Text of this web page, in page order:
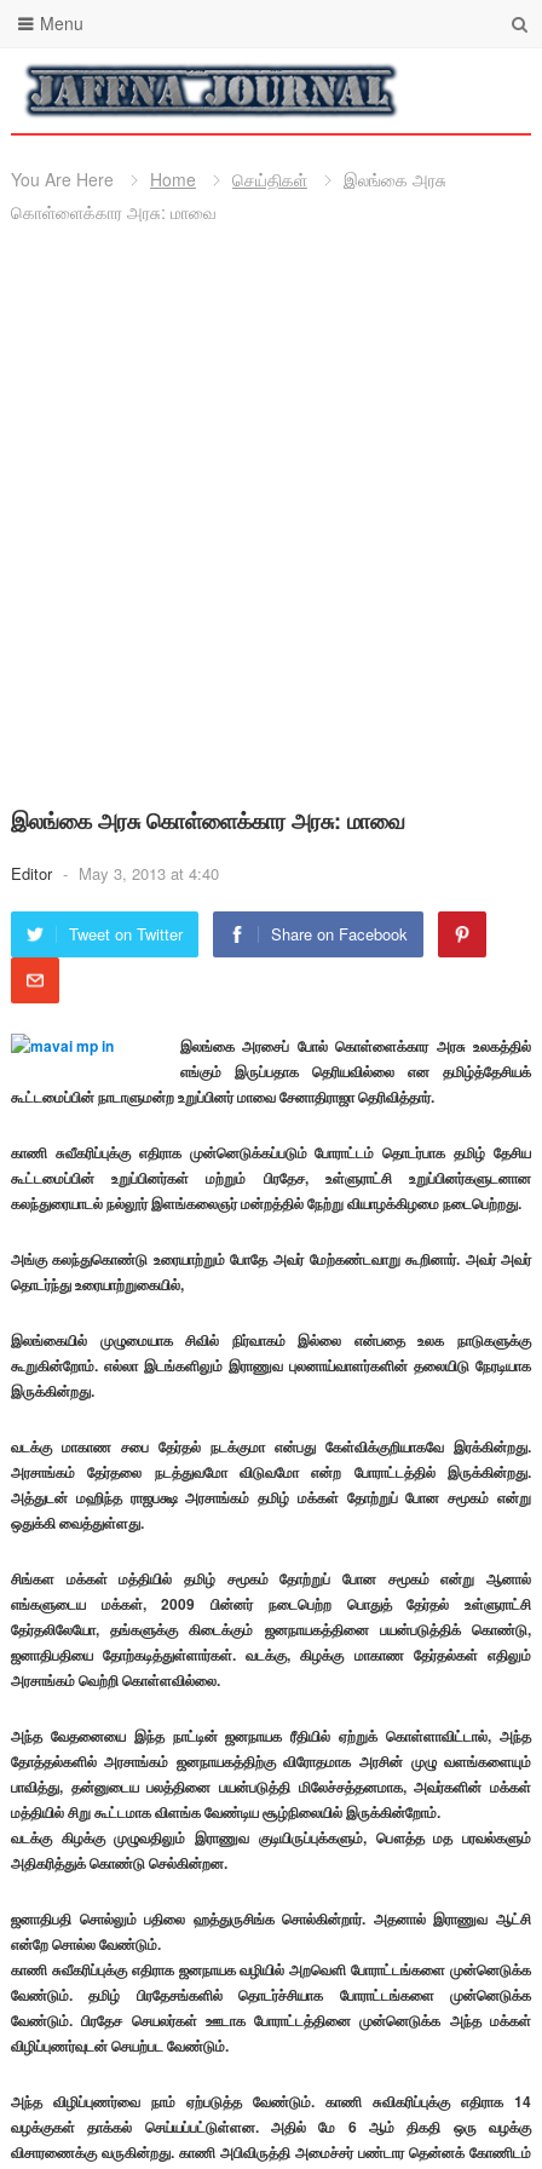
Menu
You Are Here Home செய்திகள்
இலங்கை அரசு
கொள்ளைக்கார அரசு: மாவை
இலங்கை அரசு கொள்ளைக்கார அரசு: மாவை
Editor - May 3, 2013 at 4:40
Tweet on Twitter Share on Facebook
இலங்கை அரசைப் போல் கொள்ளைக்கார அரசு உலகத்தில்
எங்கும் இருப்பதாக தெரியவில்லை என தமிழ்த்தேசியக்
கூட்டமைப்பின் நாடாளுமன்ற உறுப்பினர் மாவை சேனாதிராஜா தெரிவித்தார்.
காணி சுவீகரிப்புக்கு எதிராக முன்னெடுக்கப்படும் போராட்டம் தொடர்பாக தமிழ் தேசிய
கூட்டமைப்பின் உறுப்பினர்கள் மற்றும் பிரதேச, உள்ளுராட்சி உறுப்பினர்களுடனான
கலந்துரையாடல் நல்லூர் இளங்கலைஞர் மன்றத்தில் நேற்று வியாழக்கிழமை நடைபெற்றது.
அங்கு கலந்துகொண்டு உரையாற்றும் போதே அவர் மேற்கண்டவாறு கூறினார். அவர் அவர்
தொடர்ந்து உரையாற்றுகையில்,
இலங்கையில் முழுமையாக சிவில் நிர்வாகம் இல்லை என்பதை உலக நாடுகளுக்கு
கூறுகின்றோம். எல்லா இடங்களிலும் இராணுவ புலனாய்வாளர்களின் தலையிடு நேரடியாக
இருக்கின்றது.
வடக்கு மாகாண சபை தேர்தல் நடக்குமா என்பது கேள்விக்குறியாகவே இரக்கின்றது.
அரசாங்கம் தேர்தலை நடத்துவமோ விடுவமோ என்ற போராட்டத்தில் இருக்கின்றது.
அத்துடன் மஹிந்த ராஜபக்ஷ அரசாங்கம் தமிழ் மக்கள் தோற்றுப் போன சமூகம் என்று
ஒதுக்கி வைத்துள்ளது.
சிங்கள மக்கள் மத்தியில் தமிழ் சமூகம் தோற்றுப் போன சமூகம் என்று ஆனால்
எங்களுடைய மக்கள், 2009 பின்னர் நடைபெற்ற பொதுத் தேர்தல் உள்ளுராட்சி
தேர்தலிலேயோ, தங்களுக்கு கிடைக்கும் ஜனநாயகத்தினை பயன்படுத்திக் கொண்டு,
ஜனாதிபதியை தோற்கடித்துள்ளார்கள். வடக்கு, கிழக்கு மாகாண தேர்தல்கள் எதிலும்
அரசாங்கம் வெற்றி கொள்ளவில்லை.
அந்த வேதனையை இந்த நாட்டின் ஜனநாயக ரீதியில் ஏற்றுக் கொள்ளாவிட்டால், அந்த
தோத்தல்களில் அரசாங்கம் ஜனநாயகத்திற்கு விரோதமாக அரசின் முழு வளங்களையும்
பாவித்து, தன்னுடைய பலத்தினை பயன்படுத்தி மிலேச்சத்தனமாக, அவர்களின் மக்கள்
மத்தியில் சிறு கூட்டமாக விளங்க வேண்டிய சூழ்நிலையில் இருக்கின்றோம்.
வடக்கு கிழக்கு முழுவதிலும் இராணுவ குடியிருப்புக்களும், பௌத்த மத பரவல்களும்
அதிகரித்துக் கொண்டு செல்கின்றன.
ஜனாதிபதி சொல்லும் பதிலை ஹத்துருசிங்க சொல்கின்றார். அதனால் இராணுவ ஆட்சி
என்றே சொல்ல வேண்டும்.
காணி சுவீகரிப்புக்கு எதிராக ஜனநாயக வழியில் அறவெளி போராட்டங்களை முன்னெடுக்க
வேண்டும். தமிழ் பிரதேசங்களில் தொடர்ச்சியாக போராட்டங்களை முன்னெடுக்க
வேண்டும். பிரதேச செயலர்கள் ஊடாக போராட்டத்தினை முன்னெடுக்க அந்த மக்கள்
விழிப்புணர்வுடன் செயற்பட வேண்டும்.
அந்த விழிப்புணர்வை நாம் ஏற்படுத்த வேண்டும். காணி சுவிகரிப்புக்கு எதிராக 14
வழக்குகள் தாக்கல் செய்யப்பட்டுள்ளன. அதில் மே 6 ஆம் திகதி ஒரு வழக்கு
விசாரணைக்கு வருகின்றது. காணி அபிவிருத்தி அமைச்சர் பண்டார தென்னக் கோணிடம்